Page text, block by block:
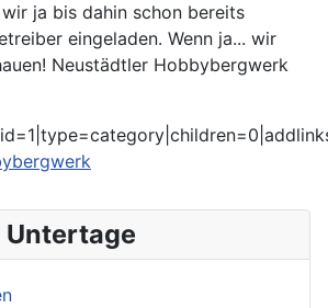
ja bis dahin schon bereits
eingeladen. Wenn ja... wir
Neustädtler Hobbybergwerk
Untertage